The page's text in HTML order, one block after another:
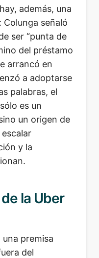
además, una
señaló
ser “punta de
del préstamo
arrancó en
a adoptarse
palabras, el
es un
un origen de
y la
la Uber
premisa
del